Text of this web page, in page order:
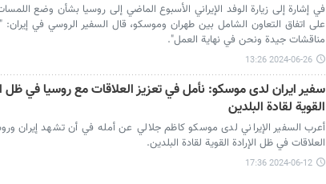
في إشارة إلى زيارة الوفد الإيراني الأسبوع الماضي إلى روسيا بشأن وضع
على اتفاق التعاون الشامل بين طهران وموسكو، قال السفير الروسي في
مناقشات جيدة ونحن في نهاية العمل".
2024-06-26 13:26
سفير ايران لدى موسكو: نأمل في تعزيز العلاقات مع روسيا في ظل
القوية لقادة البلدين
أعرب السفير الإيراني لدى موسكو كاظم جلالي عن أمله في أن تشهد إيران
العلاقات في ظل الإرادة القوية لقادة البلدين.
2024-06-12 17:36